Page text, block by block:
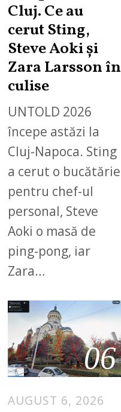
Cluj. Ce au
cerut Sting,
Steve Aoki și
Zara Larsson în
culise
UNTOLD 2026
începe astăzi la
Cluj-Napoca. Sting
a cerut o bucătărie
pentru chef-ul
personal, Steve
Aoki o masă de
ping-pong, iar
Zara…
06
AUGUST 6, 2026